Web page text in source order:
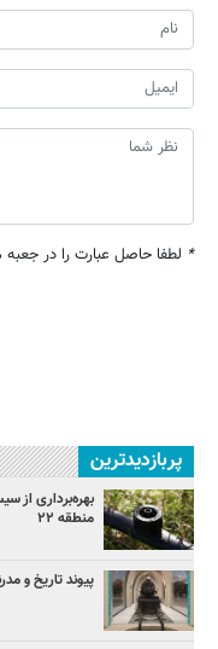
* لطفا حاصل عبارت را در جعبه
پربازدیدترین
منطقه ۲۲
پیوند تاریخ و